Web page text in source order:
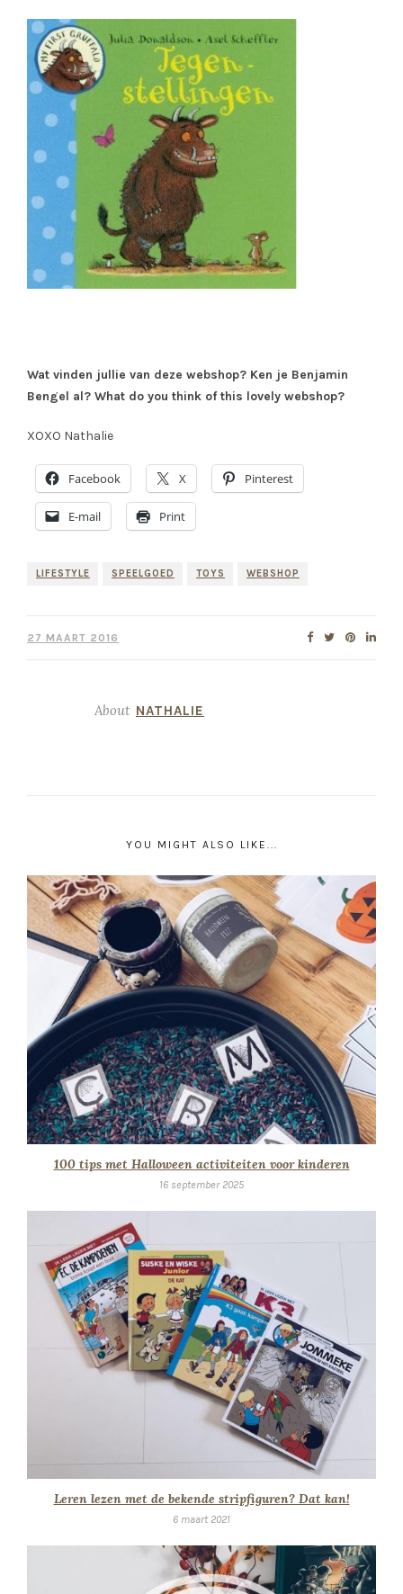
Wat vinden jullie van deze webshop? Ken je Benjamin
Bengel al? What do you think of this lovely webshop?
XOXO Nathalie
Facebook X Pinterest
E-mail Print
LIFESTYLE SPEELGOED TOYS WEBSHOP
27 MAART 2016
About NATHALIE
YOU MIGHT ALSO LIKE...
100 tips met Halloween activiteiten voor kinderen
16 september 2025
Leren lezen met de bekende stripfiguren? Dat kan!
6 maart 2021